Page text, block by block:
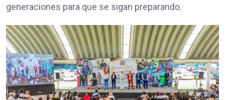
generaciones para que se sigan preparando.